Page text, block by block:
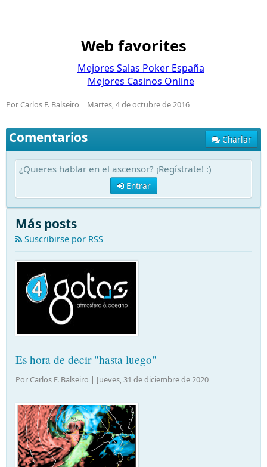
Web favorites
Mejores Salas Poker España
Mejores Casinos Online
Por Carlos F. Balseiro | Martes, 4 de octubre de 2016
Comentarios Charlar
¿Quieres hablar en el ascensor? ¡Regístrate! :)
Entrar
Más posts
Suscribirse por RSS
Es hora de decir "hasta luego"
Por Carlos F. Balseiro | Jueves, 31 de diciembre de 2020